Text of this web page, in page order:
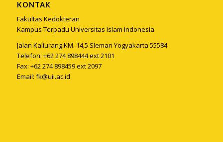
KONTAK
Fakultas Kedokteran
Kampus Terpadu Universitas Islam Indonesia
Jalan Kaliurang KM. 14,5 Sleman Yogyakarta 55584
Telefon: +62 274 898444 ext 2101
Fax: +62 274 898459 ext 2097
Email: fk@uii.ac.id